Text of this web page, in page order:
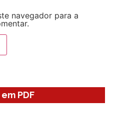
navegador para a
PDF